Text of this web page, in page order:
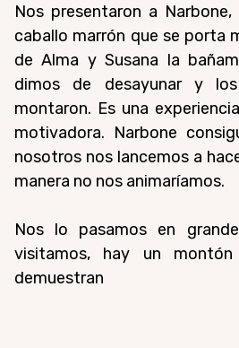
Nos presentaron a
caballo marrón que se porta
de Alma y Susana la
dimos de desayunar y
montaron. Es una
motivadora. Narbone
nosotros nos lancemos a
manera no nos animaríamos.
Nos lo pasamos en
visitamos, hay un
demuestran